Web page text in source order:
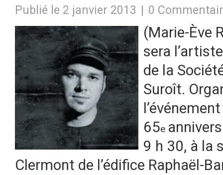
Publié le 2 janvier 2013 0
(Marie-Ève
sera
de la
Suroît.
65e
9 h 30, à la
Clermont de l’édifice Raphaël-